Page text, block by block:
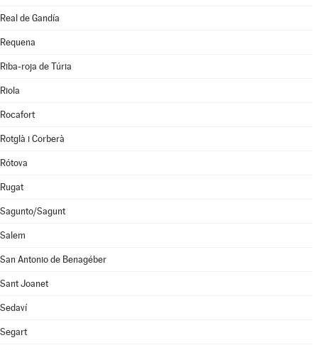
Real de Gandía
Requena
Riba-roja de Túria
Riola
Rocafort
Rotglà i Corberà
Rótova
Rugat
Sagunto/Sagunt
Salem
San Antonio de Benagéber
Sant Joanet
Sedaví
Segart